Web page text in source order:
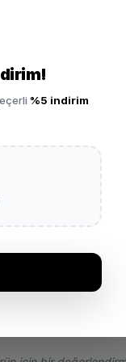
%5 indirim